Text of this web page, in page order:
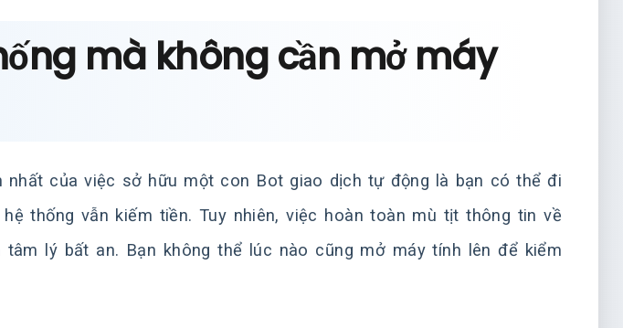
mà không cần mở máy
nhất của việc sở hữu một con Bot giao dịch tự động là bạn có thể đi
thống vẫn kiếm tiền. Tuy nhiên, việc hoàn toàn mù tịt thông tin về
lý bất an. Bạn không thể lúc nào cũng mở máy tính lên để kiểm